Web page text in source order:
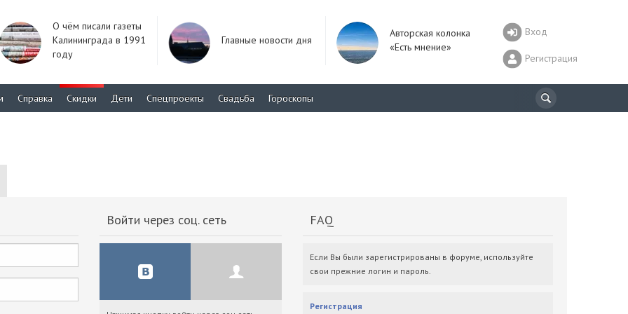
О чём писали газеты
Калининграда в 1991
году
Главные новости дня
Авторская колонка
«Есть мнение»
Вход
Регистрация
Справка Скидки Дети Спецпроекты Свадьба Гороскопы
Войти через соц. сеть FAQ
Если Вы были зарегистрированы в форуме, используйте
свои прежние логин и пароль.
Регистрация